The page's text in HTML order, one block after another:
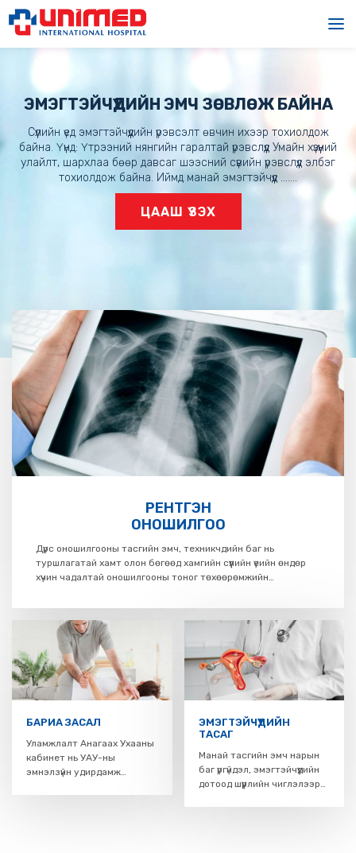
ЭМЭГТЭЙЧҮҮДИЙН ЭМЧ ЗӨВЛӨЖ БАЙНА
Сүүлийн үед эмэгтэйчүүдийн үрэвсэлт өвчин ихээр тохиолдож
байна. Үүнд: Үтрээний нянгийн гаралтай үрэвслүүд Умайн хүзүүний
улайлт, шархлаа бөөр давсаг шээсний сүвийн үрэвслүүд элбэг
тохиолдож байна. Иймд манай эмэгтэйчүүд .......
ЦААШ ҮЗЭХ
БАРИА ЗАСАЛ
Уламжлалт Анагаах Ухааны
кабинет нь УАУ-ны
эмнэлзүйн удирдамж
РЕНТГЭН
ОНОШИЛГОО
Дүрс оношилгооны тасгийн эмч, техникчдийн баг нь
туршлагатай хамт олон бөгөөд хамгийн сүүлийн үеийн өндөр
хүчин чадалтай оношилгооны тоног төхөөрөмжийн
орчинд олон улсын стандартад нийцсэн чанартай
оношилгоо, эмчилгээг хийж байна.
ЭМЭГТЭЙЧҮҮДИЙН
ТАСАГ
Манай тасгийн эмч нарын
баг үргүйдэл, эмэгтэйчүүдийн
дотоод шүүрлийн чиглэлээр